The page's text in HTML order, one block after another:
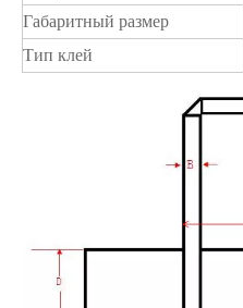
Габаритный размер
Тип клей